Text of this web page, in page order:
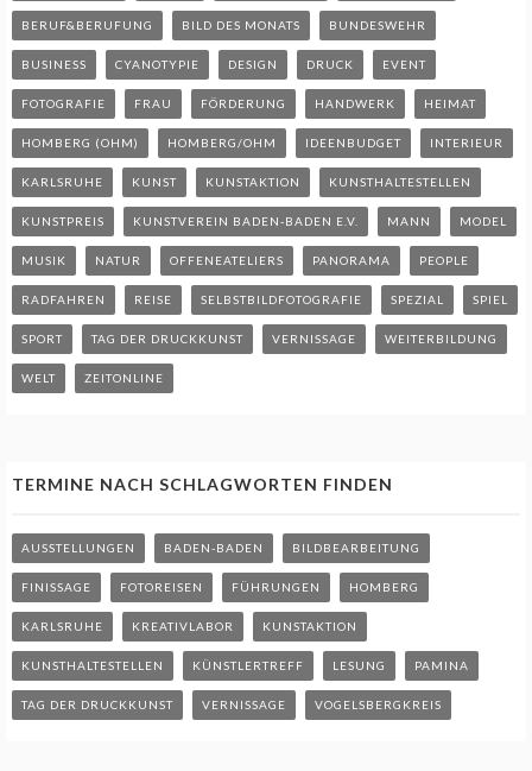
BERUF&BERUFUNG BILD DES MONATS BUNDESWEHR
BUSINESS CYANOTYPIE DESIGN DRUCK EVENT
FOTOGRAFIE FRAU FÖRDERUNG HANDWERK HEIMAT
HOMBERG (OHM) HOMBERG/OHM IDEENBUDGET INTERIEUR
KARLSRUHE KUNST KUNSTAKTION KUNSTHALTESTELLEN
KUNSTPREIS KUNSTVEREIN BADEN-BADEN E.V. MANN MODEL
MUSIK NATUR OFFENEATELIERS PANORAMA PEOPLE
RADFAHREN REISE SELBSTBILDFOTOGRAFIE SPEZIAL SPIEL
SPORT TAG DER DRUCKKUNST VERNISSAGE WEITERBILDUNG
WELT ZEITONLINE
TERMINE NACH SCHLAGWORTEN FINDEN
AUSSTELLUNGEN BADEN-BADEN BILDBEARBEITUNG
FINISSAGE FOTOREISEN FÜHRUNGEN HOMBERG
KARLSRUHE KREATIVLABOR KUNSTAKTION
KUNSTHALTESTELLEN KÜNSTLERTREFF LESUNG PAMINA
TAG DER DRUCKKUNST VERNISSAGE VOGELSBERGKREIS